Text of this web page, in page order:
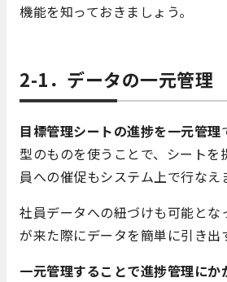
機能を知っておきましょう。
2-1．データの一元管理
目標管理シートの進捗を一元管理
型のものを使うことで、シートを
員への催促もシステム上で行なえ
社員データへの紐づけも可能とな
が来た際にデータを簡単に引き出
一元管理することで進捗管理にか